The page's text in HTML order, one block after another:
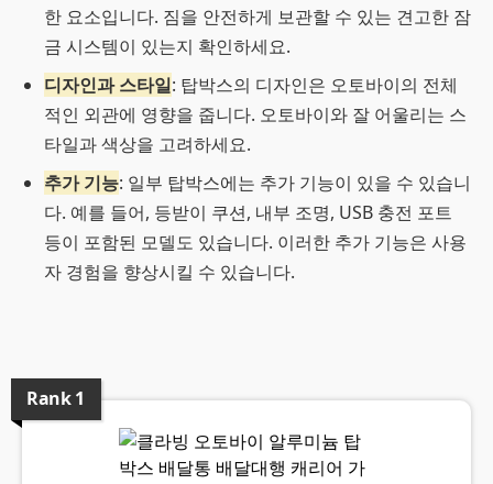
한 요소입니다. 짐을 안전하게 보관할 수 있는 견고한 잠
금 시스템이 있는지 확인하세요.
디자인과 스타일: 탑박스의 디자인은 오토바이의 전체
적인 외관에 영향을 줍니다. 오토바이와 잘 어울리는 스
타일과 색상을 고려하세요.
추가 기능: 일부 탑박스에는 추가 기능이 있을 수 있습니
다. 예를 들어, 등받이 쿠션, 내부 조명, USB 충전 포트
등이 포함된 모델도 있습니다. 이러한 추가 기능은 사용
자 경험을 향상시킬 수 있습니다.
Rank1